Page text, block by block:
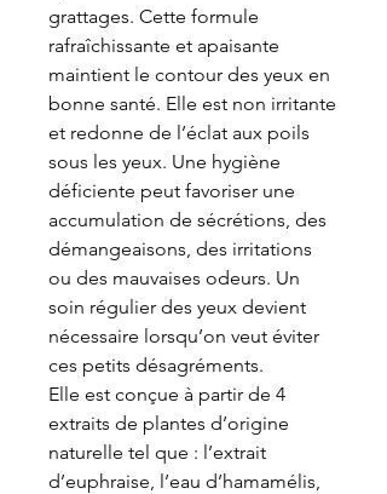
grattages. Cette formule
rafraîchissante et apaisante
maintient le contour des yeux en
bonne santé. Elle est non irritante
et redonne de l’éclat aux poils
sous les yeux. Une hygiène
déficiente peut favoriser une
accumulation de sécrétions, des
démangeaisons, des irritations
ou des mauvaises odeurs. Un
soin régulier des yeux devient
nécessaire lorsqu’on veut éviter
ces petits désagréments.
Elle est conçue à partir de 4
extraits de plantes d’origine
naturelle tel que : l’extrait
d’euphraise, l’eau d’hamamélis,